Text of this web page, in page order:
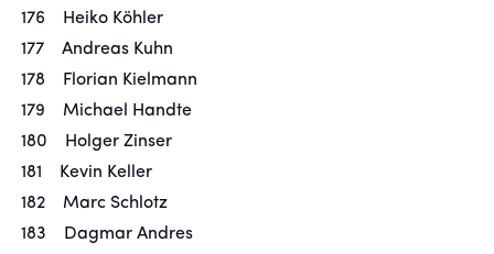
176 Heiko Köhler
177 Andreas Kuhn
178 Florian Kielmann
179 Michael Handte
180 Holger Zinser
181 Kevin Keller
182 Marc Schlotz
183 Dagmar Andres